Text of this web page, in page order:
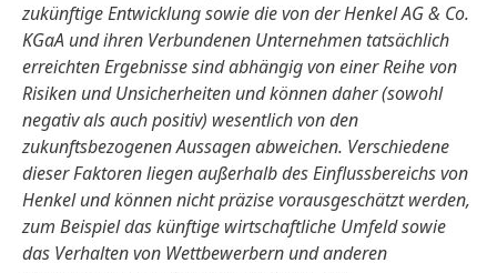
zukünftige Entwicklung sowie die von der Henkel AG & Co.
KGaA und ihren Verbundenen Unternehmen tatsächlich
erreichten Ergebnisse sind abhängig von einer Reihe von
Risiken und Unsicherheiten und können daher(sowohl
negativ als auch positiv) wesentlich von den
zukunftsbezogenen Aussagen abweichen. Verschiedene
dieser Faktoren liegen außerhalb des Einflussbereichs von
Henkel und können nicht präzise vorausgeschätzt werden,
zum Beispiel das künftige wirtschaftliche Umfeld sowie
das Verhalten von Wettbewerbern und anderen